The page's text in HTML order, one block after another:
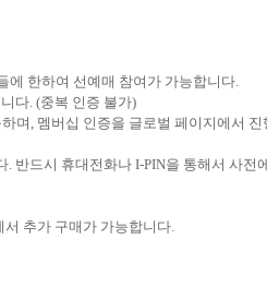
에 한하여 선예매 참여가 가능합니다.
다. (중복 인증 불가)
며 , 멤버십 인증을 글로벌 페이지에서 진
. 반드시 휴대전화나 I-PIN을 통해서 사전
추가 구매가 가능합니다.